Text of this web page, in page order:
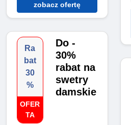
zobacz ofertę
Ra
bat
30
%
OFER
TA
Do -
30%
rabat na
swetry
damskie